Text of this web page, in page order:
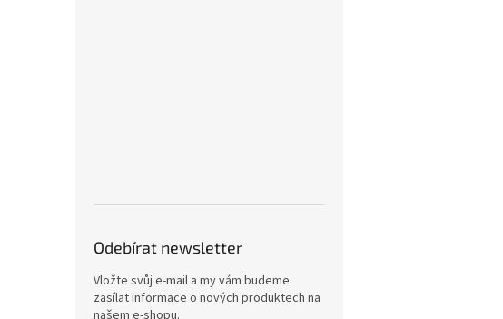
Odebírat newsletter
Vložte svůj e-mail a my vám budeme
zasílat informace o nových produktech na